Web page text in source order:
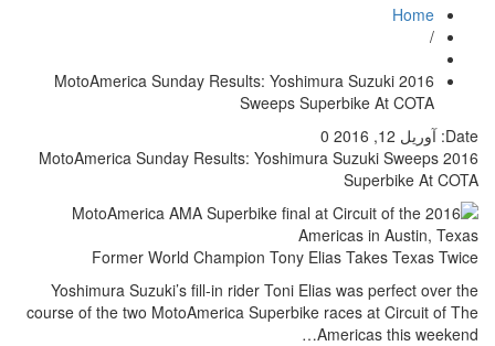
Home
/
2016 MotoAmerica Sunday Results: Yoshimura Suzuki
Sweeps Superbike At COTA
Date: آوریل 12, 2016
0
2016 MotoAmerica Sunday Results: Yoshimura Suzuki Sweeps
Superbike At COTA
Former World Champion Tony Elias Takes Texas Twice
Yoshimura Suzuki’s fill-in rider Toni Elias was perfect over the
course of the two MotoAmerica Superbike races at Circuit of The
Americas this weekend…